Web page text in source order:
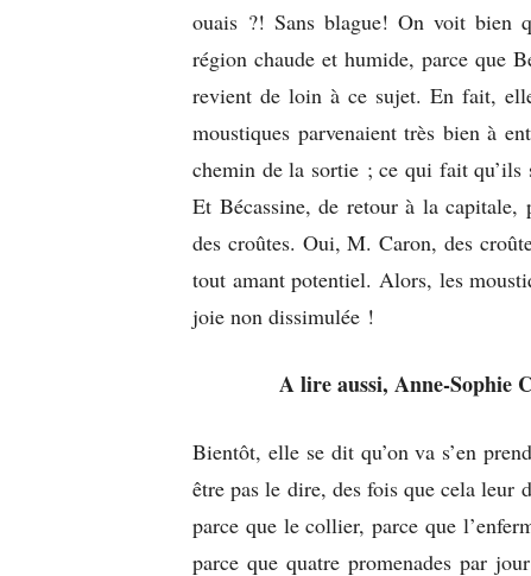
ouais ?! Sans blague! On voit bien
région chaude et humide, parce que
revient de loin à ce sujet. En fait,
moustiques parvenaient très bien à
chemin de la sortie ; ce qui fait qu’ils
Et Bécassine, de retour à la
des croûtes. Oui, M. Caron, des
tout amant potentiel. Alors, les
joie non dissimulée !
A lire aussi, Anne-Sophie
Bientôt, elle se dit qu’on va s’en
être pas le dire, des fois que cela leur
parce que le collier, parce que
parce que quatre promenades par